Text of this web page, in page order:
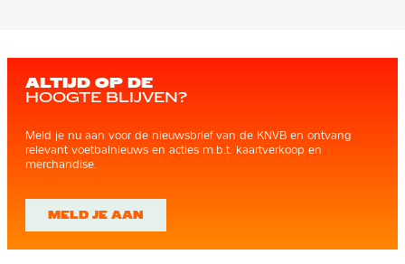
ALTIJD OP DE
HOOGTE BLIJVEN?
Meld je nu aan voor de nieuwsbrief van de KNVB en ontvang
relevant voetbalnieuws en acties m.b.t. kaartverkoop en
merchandise.
MELD JE AAN